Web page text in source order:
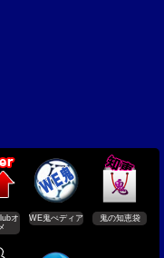
オ
WE鬼ぺディア 鬼の知恵袋